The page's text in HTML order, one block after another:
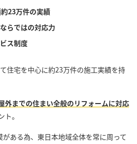
23万件の実績
らではの対応力
ス制度
住宅を中心に約23万件の施工実績を持
外までの住まい全般のリフォームに対応
。
ある為、東日本地域全体を常に周って